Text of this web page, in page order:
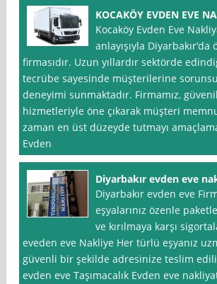
KOCAKÖY EVDEN EVE
Kocaköy Evden Eve
anlayışıyla
firmasıdır. Uzun yıllardır sektörde
tecrübe sayesinde müşterilerine
deneyimi sunmaktadır. Firmamız,
hizmetleriyle öne çıkarak müşteri
zaman en üst düzeyde tutmayı
Evden
Diyarbakır evden eve
Diyarbakır evden eve
eşyalarınız özenle
ve kırılmaya karşı
eveden eve Nakliye Her türlü eşyanız
güvenli bir şekilde adresinize teslim
evden eve Taşımacalık Evden eve